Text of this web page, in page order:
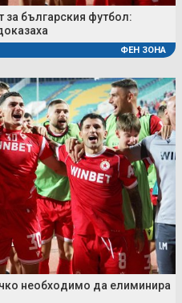
за българския футбол:
ФЕН ЗОНА
необходимо да елиминира